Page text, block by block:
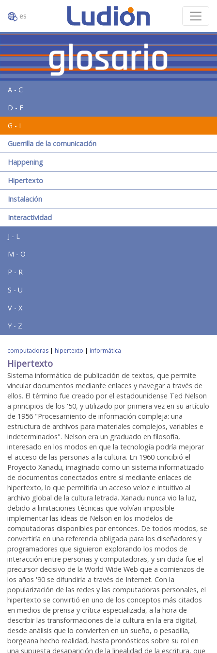
es
A - C
D - F
G - I
Guerrilla de la comunicación
Happening
Hipertexto
Instalación
Interactividad
J - L
M - O
P - R
S - U
V - X
Y - Z
computadoras | hipertexto | informática
Hipertexto
Sistema informático de publicación de textos, que permite
vincular documentos mediante enlaces y navegar a través de
ellos. El término fue creado por el estadounidense Ted Nelson
a principios de los '50, y utilizado por primera vez en su artículo
de 1956 "Procesamiento de información compleja: una
estructura de archivos para materiales complejos, variables e
indeterminados". Nelson era un graduado en filosofía,
interesado en los modos en que la tecnología podría mejorar
el acceso de las personas a la cultura. En 1960 concibió el
Proyecto Xanadu, imaginado como un sistema informatizado
de documentos conectados entre sí mediante enlaces de
hipertexto, lo que permitiría un acceso veloz e intuitivo al
archivo global de la cultura letrada. Xanadu nunca vio la luz,
debido a limitaciones técnicas que volvían imposible
implementar las ideas de Nelson en los modelos de
computadoras disponibles por entonces. De todos modos, se
convertiría en una referencia obligada para los diseñadores y
programadores que siguieron explorando los modos de
interacción entre personas y computadoras, y sin duda fue el
precursor decisivo de la World Wide Web que a comienzos de
los años '90 se difundiría a través de Internet. Con la
popularización de las redes y las computadoras personales, el
hipertexto se convirtió en uno de los conceptos más citados
en medios de prensa y crítica especializada, a la hora de
describir las transformaciones de la cultura en la era digital,
desde análisis que lo convierten en un sueño, o pesadilla,
borgeana hecho realidad, hasta pronósticos sobre su rol en
una supuesta desaparición de la linealidad de la escritura, que